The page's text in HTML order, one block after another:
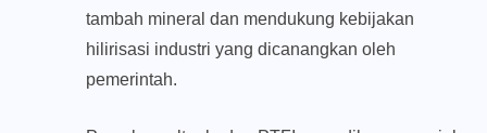
tambah mineral dan mendukung kebijakan
hilirisasi industri yang dicanangkan oleh
pemerintah.